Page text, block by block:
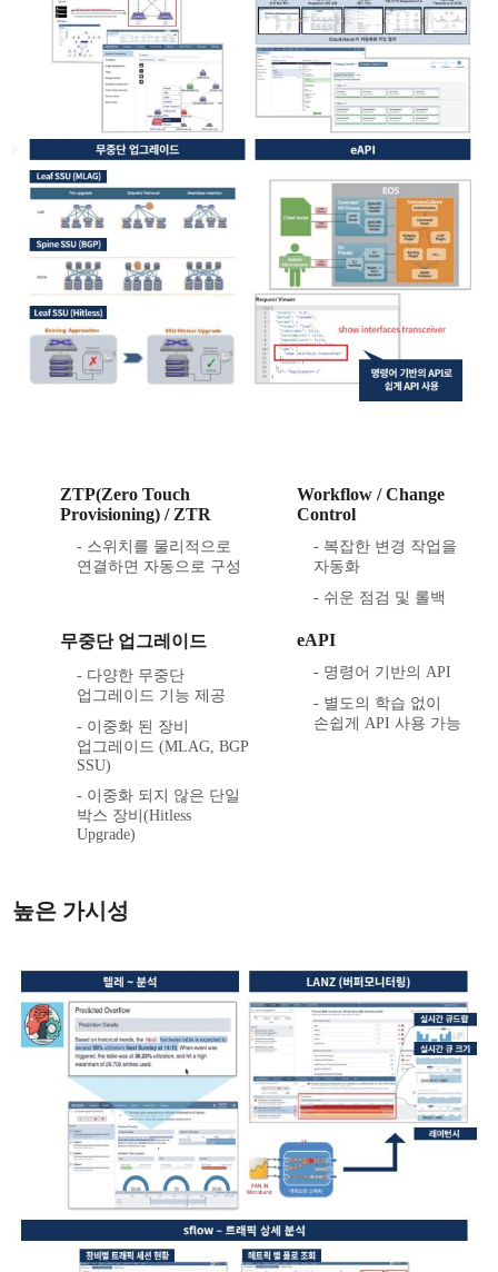
ZTP(Zero Touch
Provisioning) / ZTR
- 스위치를 물리적으로
연결하면 자동으로 구성
Workflow / Change
Control
- 복잡한 변경 작업을
자동화
- 쉬운 점검 및 롤백
무중단 업그레이드
- 다양한 무중단
업그레이드 기능 제공
- 이중화 된 장비
업그레이드 (MLAG, BGP
SSU)
- 이중화 되지 않은 단일
박스 장비(Hitless
Upgrade)
eAPI
- 명령어 기반의 API
- 별도의 학습 없이
손쉽게 API 사용 가능
높은 가시성